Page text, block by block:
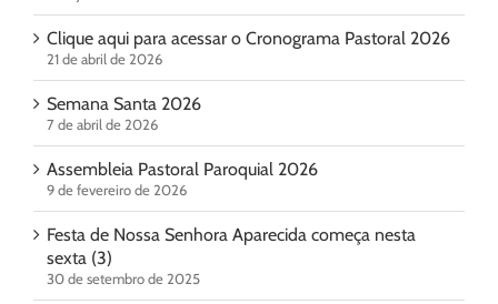
Clique aqui para acessar o Cronograma Pastoral 2026
21 de abril de 2026
Semana Santa 2026
7 de abril de 2026
Assembleia Pastoral Paroquial 2026
9 de fevereiro de 2026
Festa de Nossa Senhora Aparecida começa nesta
sexta (3)
30 de setembro de 2025